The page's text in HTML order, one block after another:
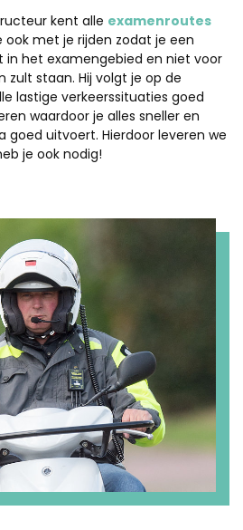
kent alle examenroutes
met je rijden zodat je een
in het examengebied en niet voor
zult staan. Hij volgt je op de
lastige verkeerssituaties goed
waardoor je alles sneller en
goed uitvoert. Hierdoor leveren we
je ook nodig!